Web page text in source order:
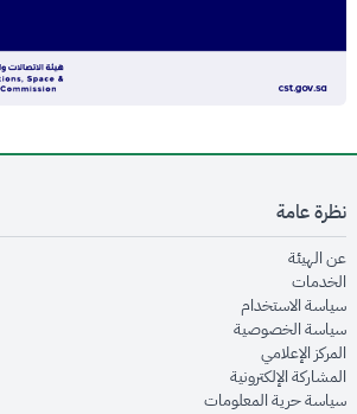
نظرة عامة
عن الهيئةopens in new window
الخدماتopens in new window
سياسة الاستخدام
سياسة الخصوصيةopens in new window
المركز الإعلاميopens in new window
المشاركة الإلكترونيةopens in new window
سياسة حرية المعلوماتopens in new window